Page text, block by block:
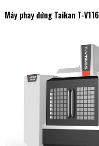
Máy phay đứng Taikan T-